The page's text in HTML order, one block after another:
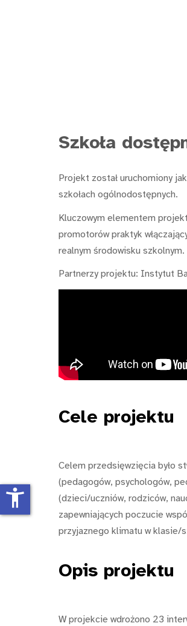
Szkoła
Projekt został uruchomiony
szkołach ogólnodostępnych.
Kluczowym elementem
promotorów praktyk
realnym środowisku
Partnerzy projektu: Instytut
Cele projektu
Celem przedsięwzięcia było
(pedagogów, psychologów,
(dzieci/uczniów, rodziców,
zapewniających poczucie
przyjaznego klimatu w klasie/
Opis projektu
W projekcie wdrożono 23
accessibility_new